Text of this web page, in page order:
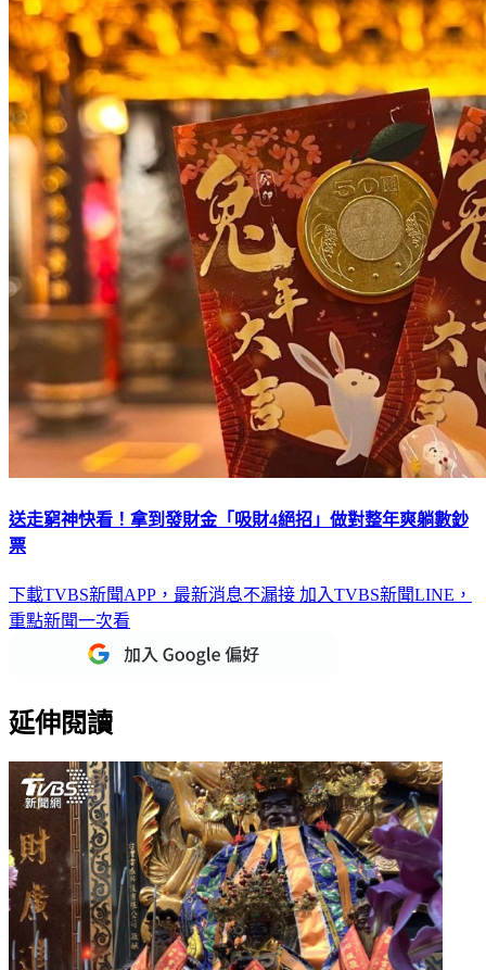
送走窮神快看！拿到發財金「吸財4絕招」做對整年爽躺數鈔
票
下載TVBS新聞APP，最新消息不漏接 加入TVBS新聞LINE，
重點新聞一次看
延伸閱讀